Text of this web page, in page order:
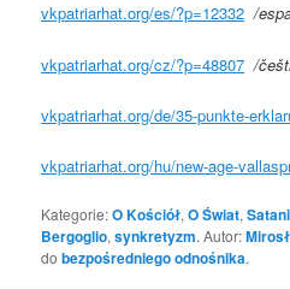
vkpatriarhat.org/es/?p=12332 /
vkpatriarhat.org/cz/?p=48807 /
vkpatriarhat.org/de/35-punkte-
vkpatriarhat.org/hu/new-age-
Kategorie:O Kościół,O Świat,
Bergoglio,synkretyzm. Autor:
dobezpośredniego odnośnika.